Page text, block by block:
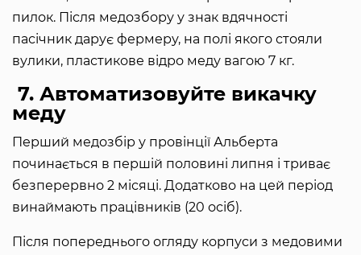
пилок. Після медозбору у знак вдячності
пасічник дарує фермеру, на полі якого стояли
вулики, пластикове відро меду вагою 7 кг.
7. Автоматизовуйте викачку
меду
Перший медозбір у провінції Альберта
починається в першій половині липня і триває
безперервно 2 місяці. Додатково на цей період
винаймають працівників (20 осіб).
Після попереднього огляду корпуси з медовими